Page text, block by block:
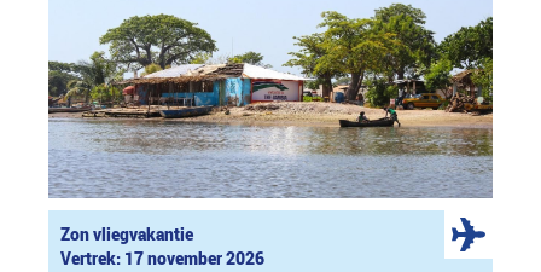
Zon vliegvakantie
Vertrek: 17 november 2026